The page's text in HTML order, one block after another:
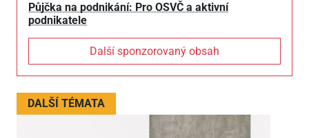
Půjčka na podnikání: Pro OSVČ a aktivní
podnikatele
Další sponzorovaný obsah
DALŠÍ TÉMATA